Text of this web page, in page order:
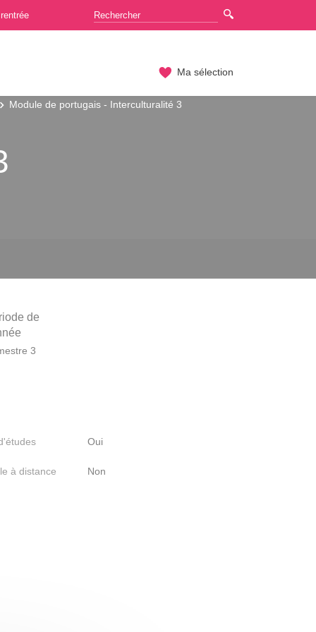
Ma sélection
Module de portugais - Interculturalité 3
de
3
Oui
à distance Non